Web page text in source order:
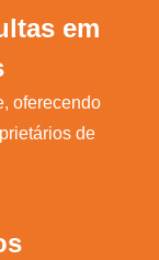
em
oferecendo
de